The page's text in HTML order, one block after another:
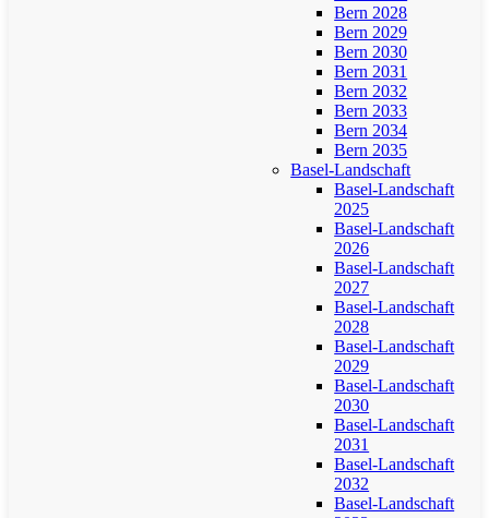
Bern 2028
Bern 2029
Bern 2030
Bern 2031
Bern 2032
Bern 2033
Bern 2034
Bern 2035
Basel-Landschaft
Basel-Landschaft
2025
Basel-Landschaft
2026
Basel-Landschaft
2027
Basel-Landschaft
2028
Basel-Landschaft
2029
Basel-Landschaft
2030
Basel-Landschaft
2031
Basel-Landschaft
2032
Basel-Landschaft